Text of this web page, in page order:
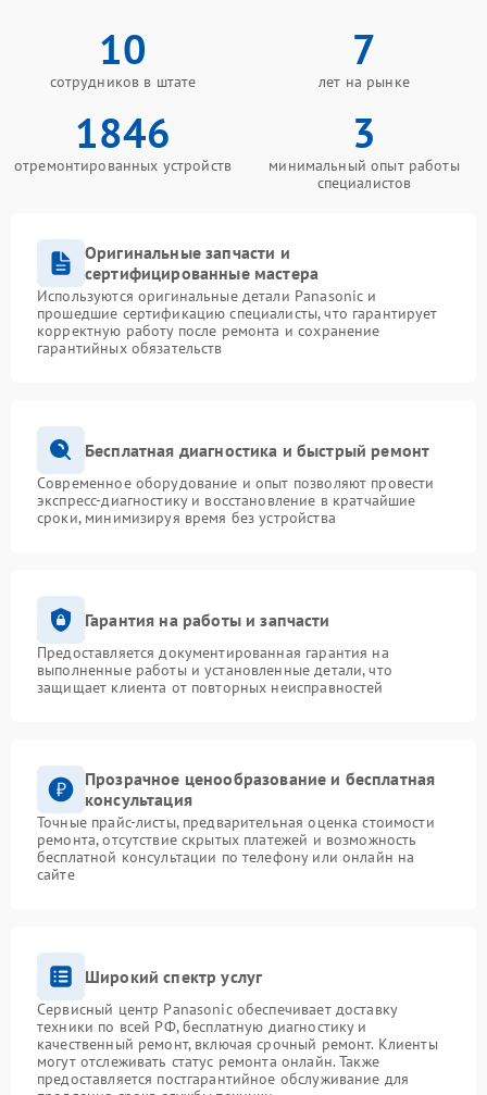
10
сотрудников в штате
7
лет на рынке
1846
отремонтированных устройств
3
минимальный опыт работы
специалистов
Оригинальные запчасти и
сертифицированные мастера
Используются оригинальные детали Panasonic и
прошедшие сертификацию специалисты, что гарантирует
корректную работу после ремонта и сохранение
гарантийных обязательств
Бесплатная диагностика и быстрый ремонт
Современное оборудование и опыт позволяют провести
экспресс-диагностику и восстановление в кратчайшие
сроки, минимизируя время без устройства
Гарантия на работы и запчасти
Предоставляется документированная гарантия на
выполненные работы и установленные детали, что
защищает клиента от повторных неисправностей
Прозрачное ценообразование и бесплатная
консультация
Точные прайс-листы, предварительная оценка стоимости
ремонта, отсутствие скрытых платежей и возможность
бесплатной консультации по телефону или онлайн на
сайте
Широкий спектр услуг
Сервисный центр Panasonic обеспечивает доставку
техники по всей РФ, бесплатную диагностику и
качественный ремонт, включая срочный ремонт. Клиенты
могут отслеживать статус ремонта онлайн. Также
предоставляется постгарантийное обслуживание для